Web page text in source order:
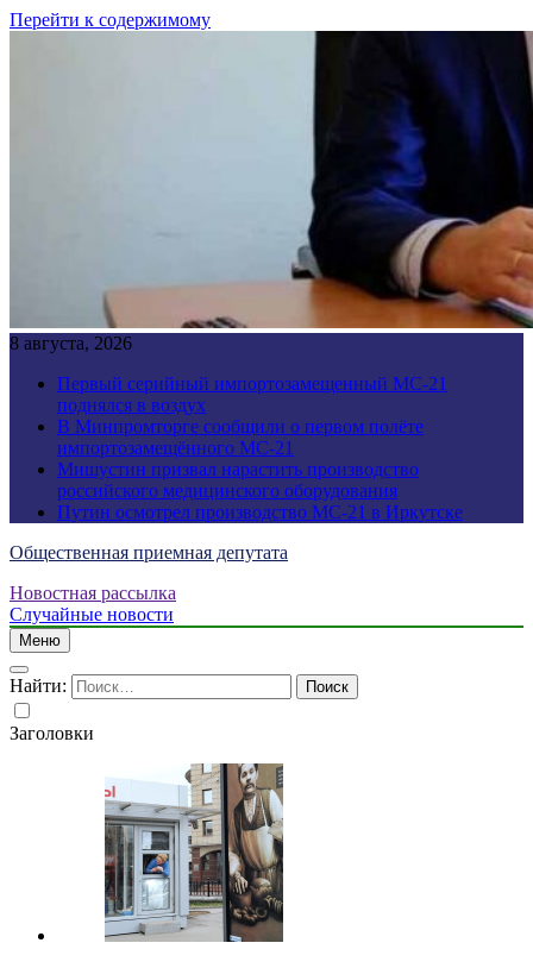
Перейти к содержимому
8 августа, 2026
Первый серийный импортозамещенный МС-21
поднялся в воздух
В Минпромторге сообщили о первом полёте
импортозамещённого МС-21
Мишустин призвал нарастить производство
российского медицинского оборудования
Путин осмотрел производство МС-21 в Иркутске
Общественная приемная депутата
Новостная рассылка
Случайные новости
Меню
Найти:
Заголовки